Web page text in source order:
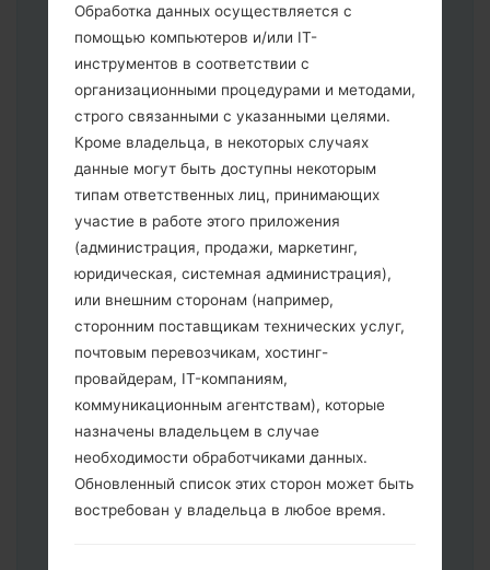
Скачайте на свой ПК:Odin 3.
Далее загрузите и распакуйте файл
прошивки.
Вам необходимо 1 (Выбрать 1 файл
прошивки здесь) или 5 (Выбрать 5
файл прошивки здесь) файлов для
прошивки:
AP: "System & Recovery"
CP: "Modem & Radio"
CSC _ ***: "Country & Region & Operator"
HOME_CSC _ ***: "Country & Region &
Operator"
Добавьте все файлы в программу Odin
3.
Обработка данных осуществляется с
помощью компьютеров и/или IT-
инструментов в соответствии с
организационными процедурами и методами,
строго связанными с указанными целями.
Кроме владельца, в некоторых случаях
данные могут быть доступны некоторым
типам ответственных лиц, принимающих
участие в работе этого приложения
(администрация, продажи, маркетинг,
юридическая, системная администрация),
или внешним сторонам (например,
сторонним поставщикам технических услуг,
почтовым перевозчикам, хостинг-
провайдерам, IT-компаниям,
коммуникационным агентствам), которые
назначены владельцем в случае
необходимости обработчиками данных.
Обновленный список этих сторон может быть
востребован у владельца в любое время.